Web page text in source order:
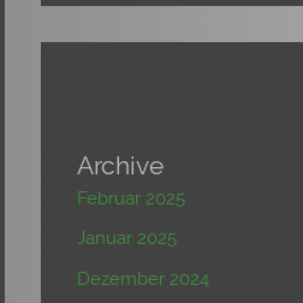
Archive
Februar 2025
Januar 2025
Dezember 2024